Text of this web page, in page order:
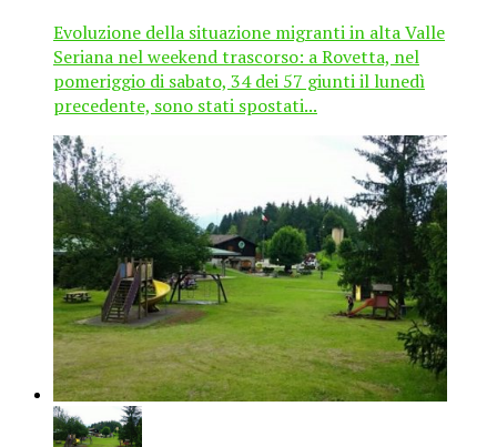
Evoluzione della situazione migranti in alta Valle
Seriana nel weekend trascorso: a Rovetta, nel
pomeriggio di sabato, 34 dei 57 giunti il lunedì
precedente, sono stati spostati...